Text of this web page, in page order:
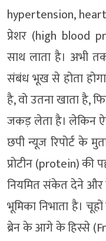
hypertension,
प्रेशर (high blood
साथ लाता है। अभी
संबंध भूख से होता
है, वो उतना खाता है,
जकड़ लेता है। लेकिन
छपी न्यूज रिपोर्ट के
प्रोटीन (protein) की
नियमित संकेत देने और
भूमिका निभाता है।
ब्रेन के आगे के हिस्से